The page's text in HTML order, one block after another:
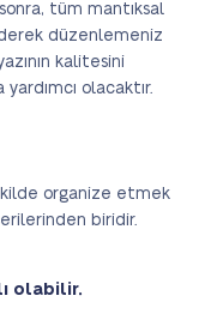
tüm mantıksal
düzenlemeniz
kalitesini
olacaktır.
organize etmek
biridir.
olabilir.